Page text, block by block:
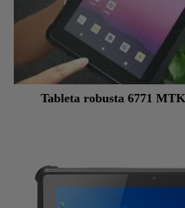
Tableta robusta 6771